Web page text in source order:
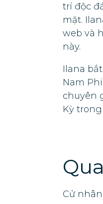
trí độc
mặt.
web và
này.
Ilana
Nam
chuyên
Kỳ
Cử